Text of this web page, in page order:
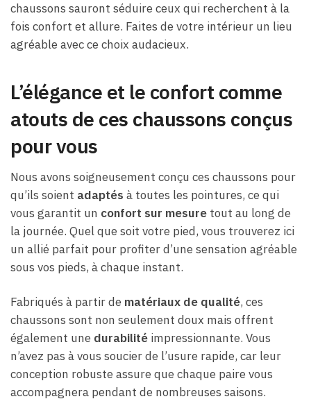
chaussons sauront séduire ceux qui recherchent à la
fois confort et allure. Faites de votre intérieur un lieu
agréable avec ce choix audacieux.
L’élégance et le confort comme
atouts de ces chaussons conçus
pour vous
Nous avons soigneusement conçu ces chaussons pour
qu’ils soient adaptés à toutes les pointures, ce qui
vous garantit un confort sur mesure tout au long de
la journée. Quel que soit votre pied, vous trouverez ici
un allié parfait pour profiter d’une sensation agréable
sous vos pieds, à chaque instant.
Fabriqués à partir de matériaux de qualité, ces
chaussons sont non seulement doux mais offrent
également une durabilité impressionnante. Vous
n’avez pas à vous soucier de l’usure rapide, car leur
conception robuste assure que chaque paire vous
accompagnera pendant de nombreuses saisons.